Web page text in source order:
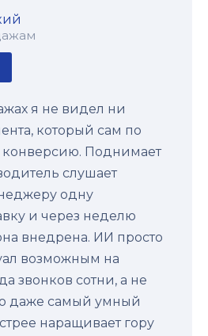
я не видел ни
который сам по
Поднимает
слушает
одну
и через неделю
внедрена. ИИ просто
возможным на
звонков сотни, а не
даже самый умный
наращивает гору